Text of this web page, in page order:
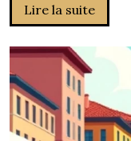
Lire la suite